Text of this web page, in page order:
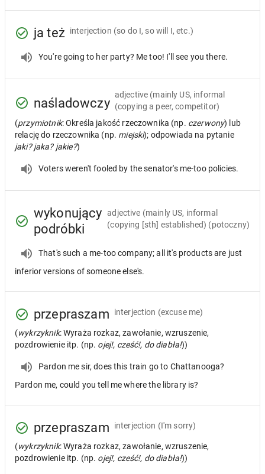
ja też interjection (so do I, so will I, etc.)
You're going to her party? Me too! I'll see you there.
naśladowczy
adjective (mainly US, informal
(copying a peer, competitor)
(przymiotnik: Określa jakość rzeczownika (np. czerwony) lub
relację do rzeczownika (np. miejski); odpowiada na pytanie
jaki? jaka? jakie?)
Voters weren't fooled by the senator's me-too policies.
wykonujący
podróbki
adjective (mainly US, informal
(copying [sth] established) (potoczny)
That's such a me-too company; all it's products are just
inferior versions of someone else's.
przepraszam interjection (excuse me)
(wykrzyknik: Wyraża rozkaz, zawołanie, wzruszenie,
pozdrowienie itp. (np. ojej!, cześć!, do diabła!))
Pardon me sir, does this train go to Chattanooga?
Pardon me, could you tell me where the library is?
przepraszam interjection (I'm sorry)
(wykrzyknik: Wyraża rozkaz, zawołanie, wzruszenie,
pozdrowienie itp. (np. ojej!, cześć!, do diabła!))